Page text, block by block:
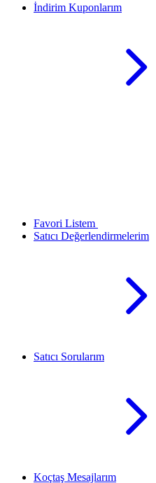
İndirim Kuponlarım
Favori Listem
Satıcı Değerlendirmelerim
Satıcı Sorularım
Koçtaş Mesajlarım